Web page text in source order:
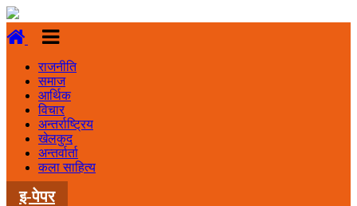
राजनीति
समाज
आर्थिक
विचार
अन्तर्राष्ट्रिय
खेलकुद
अन्तर्वार्ता
कला साहित्य
इ-पेपर